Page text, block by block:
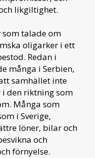
likgiltighet.
talade om
oligarker i ett
Redan i
många i Serbien,
samhället inte
den riktning som
Många som
i Sverige,
löner, bilar och
och
förnyelse.